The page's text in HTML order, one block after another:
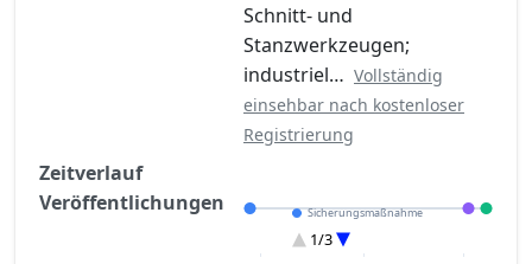
Schnitt- und
Stanzwerkzeugen;
industriel… Vollständig
einsehbar nach kostenloser
Registrierung
Zeitverlauf
Veröffentlichungen
Sicherungsmaßnahme
Eröffnung
Entscheidung im Verfahren
1/3